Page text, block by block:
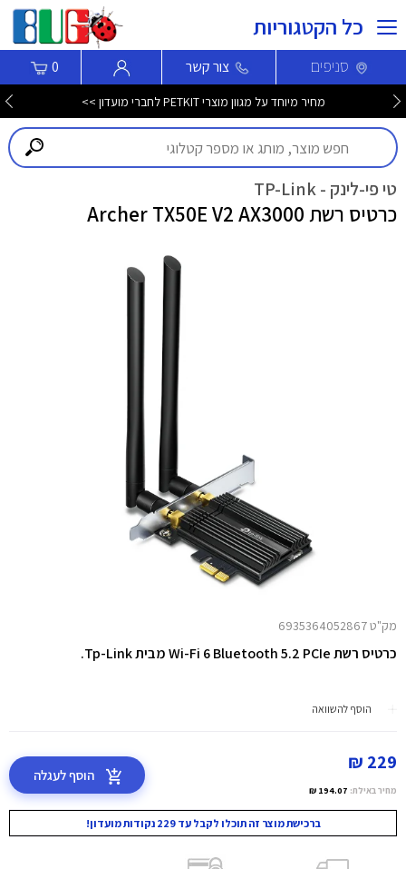
כל הקטגוריות
סניפים צור קשר 0
מחיר מיוחד על מגוון מוצרי PETKIT לחברי מועדון >>
טי פי-לינק - TP-Link
כרטיס רשת Archer TX50E V2 AX3000
מק"ט 6935364052867
כרטיס רשת Wi-Fi 6 Bluetooth 5.2 PCIe מבית Tp-Link.
הוסף להשוואה
229 ₪
מחיר באילת: 194.07 ₪
הוסף לעגלה
ברכישת מוצר זה תוכלו לקבל עד 229 נקודות מועדון!